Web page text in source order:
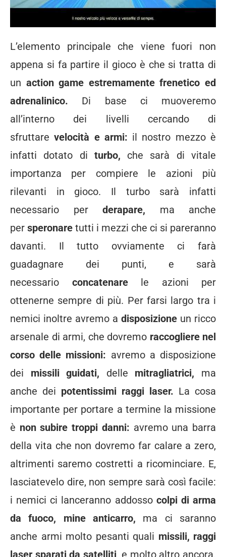
L’elemento principale che viene fuori non
appena si fa partire il gioco è che si tratta di
un action game estremamente frenetico ed
adrenalinico. Di base ci muoveremo
all’interno dei livelli cercando di
sfruttarevelocità e armi: il nostro mezzo è
infatti dotato di turbo, che sarà di vitale
importanza per compiere le azioni più
rilevanti in gioco. Il turbo sarà infatti
necessario per derapare, ma anche
per speronare tutti i mezzi che ci si pareranno
davanti. Il tutto ovviamente ci farà
guadagnare dei punti, e sarà
necessario concatenare le azioni per
ottenerne sempre di più. Per farsi largo tra i
nemici inoltre avremo a disposizione un ricco
arsenale di armi, che dovremo raccogliere nel
corso delle missioni: avremo a disposizione
dei missili guidati, delle mitragliatrici, ma
anche dei potentissimi raggi laser. La cosa
importante per portare a termine la missione
è non subire troppi danni: avremo una barra
della vita che non dovremo far calare a zero,
altrimenti saremo costretti a ricominciare. E,
lasciatevelo dire, non sempre sarà così facile:
i nemici ci lanceranno addosso colpi di arma
da fuoco, mine anticarro, ma ci saranno
anche armi molto pesanti quali missili, raggi